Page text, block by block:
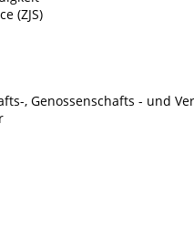
(ZJS)
, Genossenschafts - und